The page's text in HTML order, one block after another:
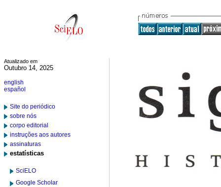
Atualizado em
Outubro 14, 2025
english
español
Site do periódico
sobre nós
corpo editorial
instruções aos autores
assinaturas
estatísticas
SciELO
Google Scholar